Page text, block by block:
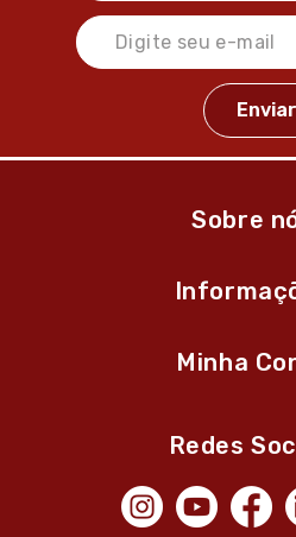
Sobre
Minha
Redes